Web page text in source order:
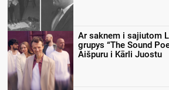
Ar saknem i sajiutom
grupys “The Sound
Aišpuru i Kārli Juostu